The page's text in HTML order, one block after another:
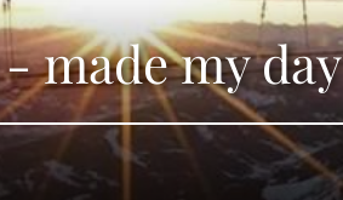
made my day